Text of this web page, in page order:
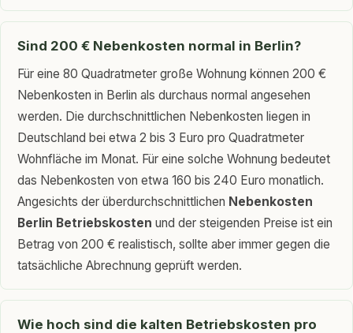
Sind 200 € Nebenkosten normal in Berlin?
Für eine 80 Quadratmeter große Wohnung können 200 €
Nebenkosten in Berlin als durchaus normal angesehen
werden. Die durchschnittlichen Nebenkosten liegen in
Deutschland bei etwa 2 bis 3 Euro pro Quadratmeter
Wohnfläche im Monat. Für eine solche Wohnung bedeutet
das Nebenkosten von etwa 160 bis 240 Euro monatlich.
Angesichts der überdurchschnittlichen Nebenkosten
Berlin Betriebskosten und der steigenden Preise ist ein
Betrag von 200 € realistisch, sollte aber immer gegen die
tatsächliche Abrechnung geprüft werden.
Wie hoch sind die kalten Betriebskosten pro